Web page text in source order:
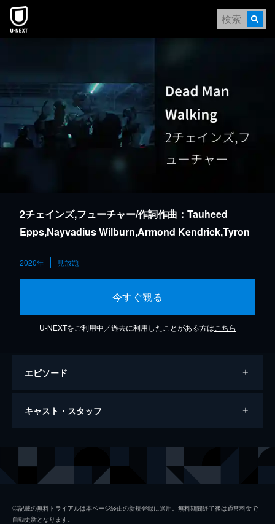
本文へスキップ
2チェインズ,フューチャー/作詞作曲：Tauheed
Epps,Nayvadius Wilburn,Armond Kendrick,Tyron
2020年 見放題
今すぐ観る
U-NEXTをご利用中／過去に利用したことがある方は こちら
エピソード
Dead Man Walking
キャスト・スタッフ
フューチャー
◎記載の無料トライアルは本ページ経由の新規登録に適用。無料期間終了後は通常料金で
自動更新となります。